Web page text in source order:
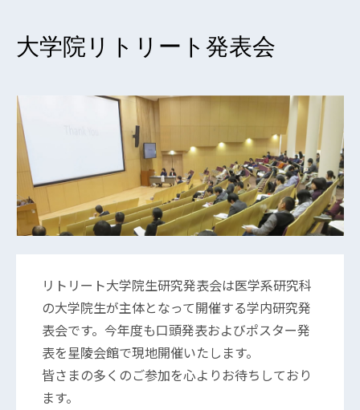
大学院リトリート発表会
リトリート大学院生研究発表会は医学系研究科
の大学院生が主体となって開催する学内研究発
表会です。今年度も口頭発表およびポスター発
表を星陵会館で現地開催いたします。
皆さまの多くのご参加を心よりお待ちしており
ます。